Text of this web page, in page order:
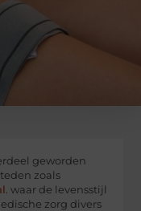
geworden
zoals
. waar de levensstijl
zorg divers